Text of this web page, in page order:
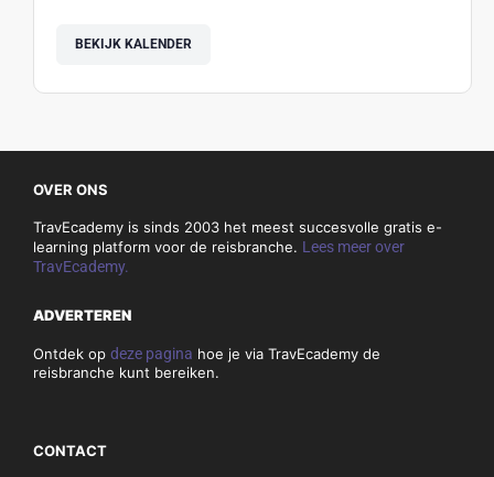
BEKIJK KALENDER
OVER ONS
TravEcademy is sinds 2003 het meest succesvolle gratis e-
learning platform voor de reisbranche. Lees meer over
TravEcademy.
ADVERTEREN
Ontdek op deze pagina hoe je via TravEcademy de
reisbranche kunt bereiken.
CONTACT